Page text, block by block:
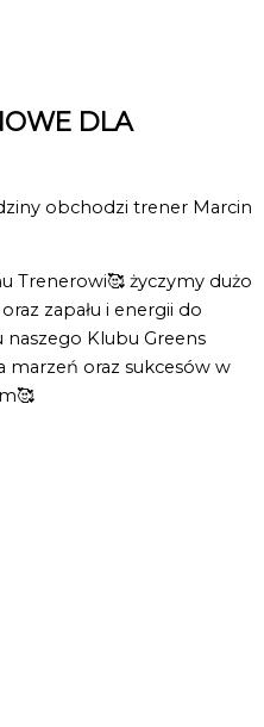
DLA
obchodzi trener Marcin
Trenerowi🥰 życzymy dużo
zapału i energii do
naszego Klubu Greens
marzeń oraz sukcesów w